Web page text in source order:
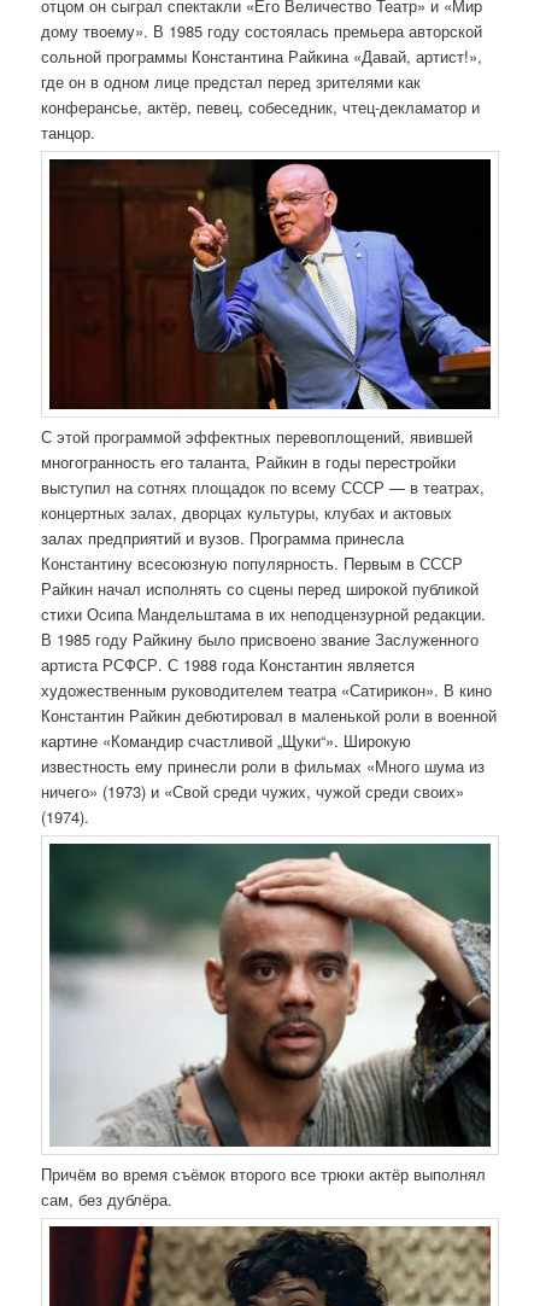
отцом он сыграл спектакли «Его Величество Театр» и «Мир
дому твоему». В 1985 году состоялась премьера авторской
сольной программы Константина Райкина «Давай, артист!»,
где он в одном лице предстал перед зрителями как
конферансье, актёр, певец, собеседник, чтец-декламатор и
танцор.
С этой программой эффектных перевоплощений, явившей
многогранность его таланта, Райкин в годы перестройки
выступил на сотнях площадок по всему СССР — в театрах,
концертных залах, дворцах культуры, клубах и актовых
залах предприятий и вузов. Программа принесла
Константину всесоюзную популярность. Первым в СССР
Райкин начал исполнять со сцены перед широкой публикой
стихи Осипа Мандельштама в их неподцензурной редакции.
В 1985 году Райкину было присвоено звание Заслуженного
артиста РСФСР. С 1988 года Константин является
художественным руководителем театра «Сатирикон». В кино
Константин Райкин дебютировал в маленькой роли в военной
картине «Командир счастливой „Щуки“». Широкую
известность ему принесли роли в фильмах «Много шума из
ничего» (1973) и «Свой среди чужих, чужой среди своих»
(1974).
Причём во время съёмок второго все трюки актёр выполнял
сам, без дублёра.